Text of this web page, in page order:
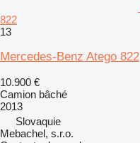
822
13
Mercedes-Benz Atego 822
10.900 €
Camion bâché
2013
Slovaquie
Mebachel, s.r.o.